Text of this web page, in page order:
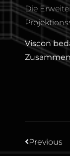
Die
Viscon
Previous